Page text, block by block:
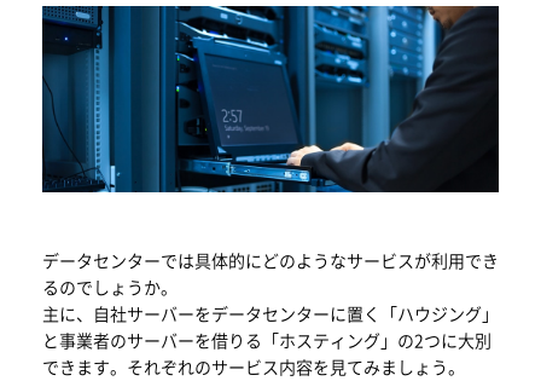
データセンターでは具体的にどのようなサービスが利用でき
るのでしょうか。
主に、自社サーバーをデータセンターに置く「ハウジング」
と事業者のサーバーを借りる「ホスティング」の2つに大別
できます。それぞれのサービス内容を見てみましょう。